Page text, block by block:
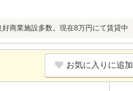
商業施設多数。現在8万円にて賃貸中
お気に入りに追加